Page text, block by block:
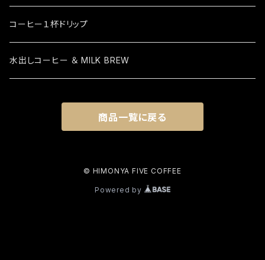
コーヒー１杯ドリップ
水出しコーヒー ＆ MILK BREW
商品一覧に戻る
© HIMONYA FIVE COFFEE
Powered by